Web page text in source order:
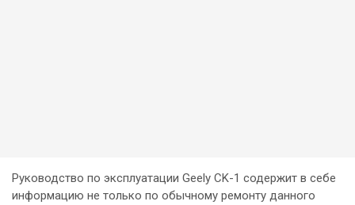
Руководство по эксплуатации Geely CK-1 содержит в себе
информацию не только по обычному ремонту данного